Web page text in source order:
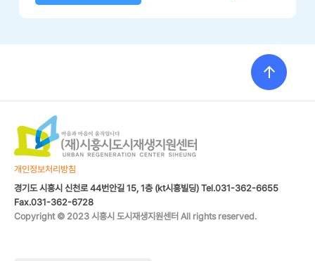
개인정보처리방침
경기도 시흥시 신천로 44번안길 15, 1층 (kt시흥빌딩) Tel.031-362-6655
Fax.031-362-6728
Copyright © 2023 시흥시 도시재생지원센터 All rights reserved.